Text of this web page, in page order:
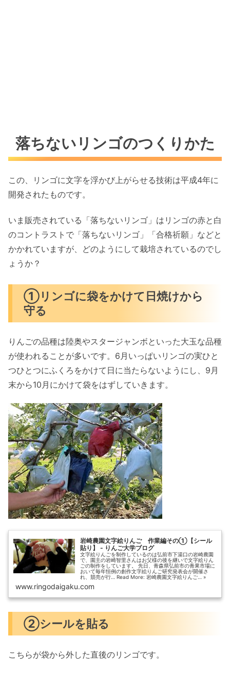
落ちないリンゴのつくりかた
この、リンゴに文字を浮かび上がらせる技術は平成4年に
開発されたものです。
いま販売されている「落ちないリンゴ」はリンゴの赤と白
のコントラストで「落ちないリンゴ」「合格祈願」などと
かかれていますが、どのようにして栽培されているのでし
ょうか？
①リンゴに袋をかけて日焼けから
守る
りんごの品種は陸奥やスタージャンボといった大玉な品種
が使われることが多いです。6月いっぱいリンゴの実ひと
つひとつにふくろをかけて日に当たらないようにし、9月
末から10月にかけて袋をはずしていきます。
岩崎農園文字絵りんご 作業編その①【シール
貼り】 - りんご大学ブログ
文字絵りんごを制作しているのは弘前市下湯口の岩崎農園
で、園主の岩崎智里さんはお父様の後を継いで文字絵りん
ごの制作をしています。 先日、青森県弘前市の青果市場に
おいて毎年恒例の創作文字絵りんご研究発表会が開催さ
れ、競売が行… Read More: 岩崎農園文字絵りんご… »
www.ringodaigaku.com
②シールを貼る
こちらが袋から外した直後のリンゴです。